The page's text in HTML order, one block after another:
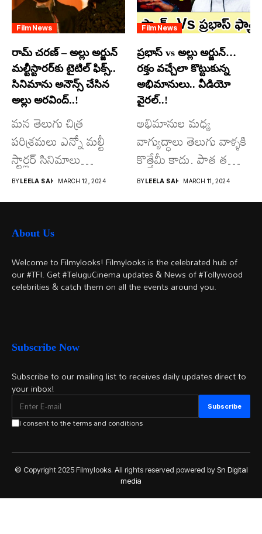
Film News
రామ్ చరణ్ – అల్లు అర్జున్
మల్టీస్టారర్​కు టైటిల్ ఫిక్స్..
సినిమాను అనౌన్స్ చేసిన
అల్లు అరవింద్..!
మన తెలుగు చిత్ర
పరిశ్రమలు ఎన్నో మల్టీ
స్టార్లర్ సినిమాలు
వచ్చాయి.. కొన్ని సినిమాలు
అయితే...
BYLEELA SAI MARCH 12, 2024
Film News
ప్రభాస్ vs అల్లు అర్జున్…
రక్తం వచ్చేలా కొట్టుకున్న
అభిమానులు.. వీడియో
వైరల్..!
అభిమానుల మధ్య
వాగ్యుద్ధాలు తెలుగు వాళ్ళకి
కొత్తేమీ కాదు. పాత తరం
నటుల నుంచి నేటి...
BYLEELA SAI MARCH 11, 2024
About Us
Welcome to Filmylooks! Filmylooks is the celebrated hub of
our #TFI. Get #TeluguCinema updates & News of #Tollywood
celebrities & catch them on all the events around you.
Subscribe Now
Subscribe to our mailing list to receives daily updates direct to
your inbox!
I consent to the terms and conditions
© Copyright 2025 Filmylooks. All rights reserved powered bySn Digital
media